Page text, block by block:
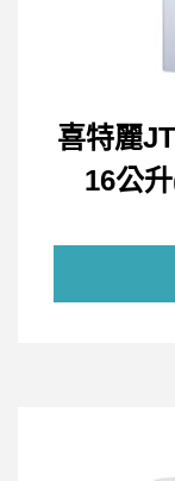
喜特麗
16公